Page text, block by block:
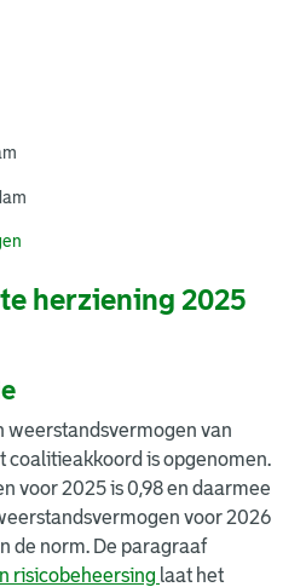
herziening 2025
weerstandsvermogen van
coalitieakkoord is opgenomen.
voor 2025 is 0,98 en daarmee
voor 2026
de norm. De paragraaf
risicobeheersing laat het